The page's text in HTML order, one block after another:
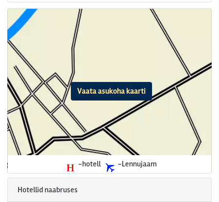
-hotell -Lennujaam
Vaata asukoha kaarti
Hotellid naabruses